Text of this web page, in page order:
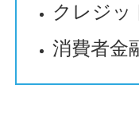
クレジッ
消費者金